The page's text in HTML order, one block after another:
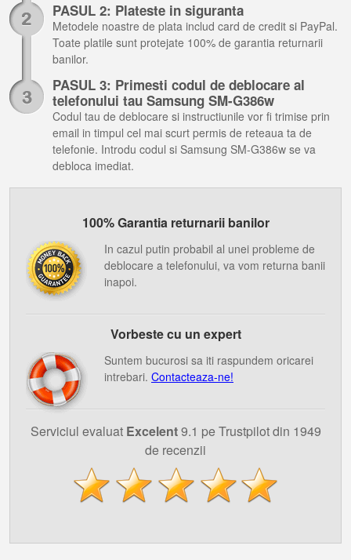
PASUL 2: Plateste in siguranta
Metodele noastre de plata includ card de credit si PayPal.
Toate platile sunt protejate 100% de garantia returnarii
banilor.
PASUL 3: Primesti codul de deblocare al
telefonului tau Samsung SM-G386w
Codul tau de deblocare si instructiunile vor fi trimise prin
email in timpul cel mai scurt permis de reteaua ta de
telefonie. Introdu codul si Samsung SM-G386w se va
debloca imediat.
100% Garantia returnarii banilor
In cazul putin probabil al unei probleme de
deblocare a telefonului, va vom returna banii
inapoi.
Vorbeste cu un expert
Suntem bucurosi sa iti raspundem oricarei
intrebari. Contacteaza-ne!
Serviciul evaluat Excelent9.1 pe Trustpilot din 1949
de recenzii